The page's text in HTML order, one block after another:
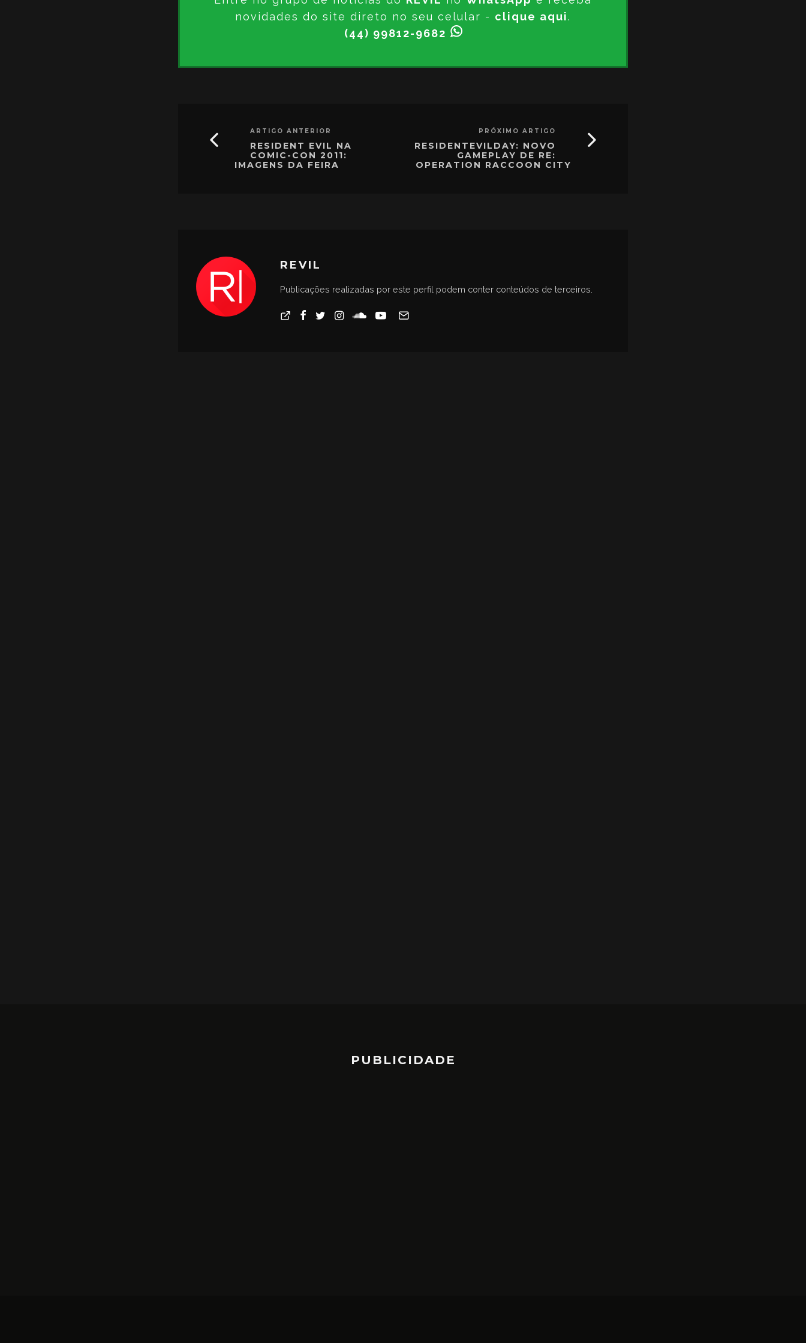
novidades do site direto no seu celular - clique aqui.
(44) 99812-9682
ARTIGO ANTERIOR
RESIDENT EVIL NA
COMIC-CON 2011:
IMAGENS DA FEIRA
PRÓXIMO ARTIGO
RESIDENTEVILDAY: NOVO
GAMEPLAY DE RE:
OPERATION RACCOON CITY
REVIL
Publicações realizadas por este perfil podem conter conteúdos de terceiros.
PUBLICIDADE